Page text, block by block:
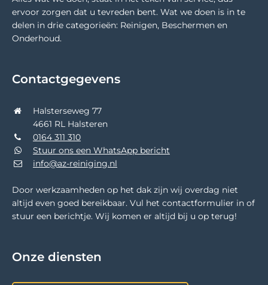
ervoor zorgen dat u tevreden bent. Wat we doen is in te
delen in drie categorieën: Reinigen, Beschermen en
Onderhoud.
Contactgegevens
Halsterseweg 77
4661 RL Halsteren
0164 311 310
Stuur ons een WhatsApp bericht
info@az-reiniging.nl
Door werkzaamheden op het dak zijn wij overdag niet
altijd even goed bereikbaar. Vul het contactformulier in of
stuur een berichtje. Wij komen er altijd bij u op terug!
Onze diensten